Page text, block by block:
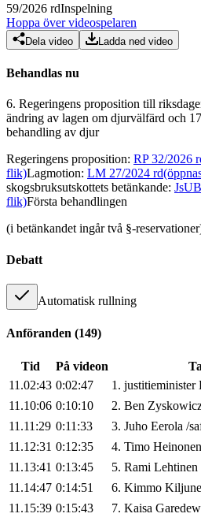
59/2026 rdInspelning
Hoppa över videospelaren
Dela video Ladda ned video
Behandlas nu
6. Regeringens proposition till
ändring av lagen om djurvälfärd och
behandling av djur
Regeringens proposition: RP 32/2026
flik)Lagmotion: LM 27/2024 rd
skogsbruksutskottets betänkande:
flik)Första behandlingen
(i betänkandet ingår två §-
Debatt
Automatisk rullning
Anföranden (149)
Tid På videon
11.02:43 0:02:47 1. justitieminister
11.10:06 0:10:10 2. Ben
11.11:29 0:11:33 3. Juho Eerola /
11.12:31 0:12:35 4. Timo Heinonen
11.13:41 0:13:45 5. Rami Lehtinen
11.14:47 0:14:51 6. Kimmo
11.15:39 0:15:43 7. Kaisa Garedew